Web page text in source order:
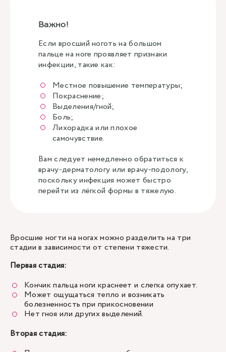
Важно!
Если вросший ноготь на большом
пальце на ноге проявляет признаки
инфекции, такие как:
Местное повышение температуры;
Покраснение;
Выделения/гной;
Боль;
Лихорадка или плохое
самочувствие.
Вам следует немедленно обратиться к
врачу-дерматологу или врачу-подологу,
поскольку инфекция может быстро
перейти из лёгкой формы в тяжелую.
Вросшие ногти на ногах можно разделить на три
стадии в зависимости от степени тяжести.
Первая стадия:
Кончик пальца ноги краснеет и слегка опухает.
Может ощущаться тепло и возникать
болезненность при прикосновении
Нет гноя или других выделений.
Вторая стадия: